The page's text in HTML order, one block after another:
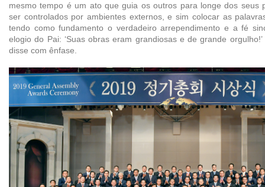
mesmo tempo é um ato que guia os outros para longe dos seus
ser controlados por ambientes externos, e sim colocar as
tendo como fundamento o verdadeiro arrependimento e a fé
elogio do Pai: ‘Suas obras eram grandiosas e de grande
disse com ênfase.